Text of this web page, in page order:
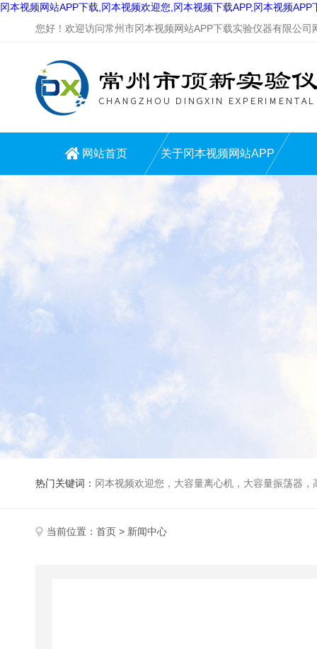
冈本视频网站APP下载,冈本视频欢迎您,冈本视频下载APP,冈本视频APP
您好！欢迎访问常州市冈本视频网站APP下载实验仪器有限公司网站
网站首页 关于冈本视频网站APP
热门关键词： 冈本视频欢迎您，大容量离心机，大容量振荡器，高速冷冻离心机，生化、光照、振荡培养箱，磁力搅拌器
当前位置： 首页 > 新闻中心